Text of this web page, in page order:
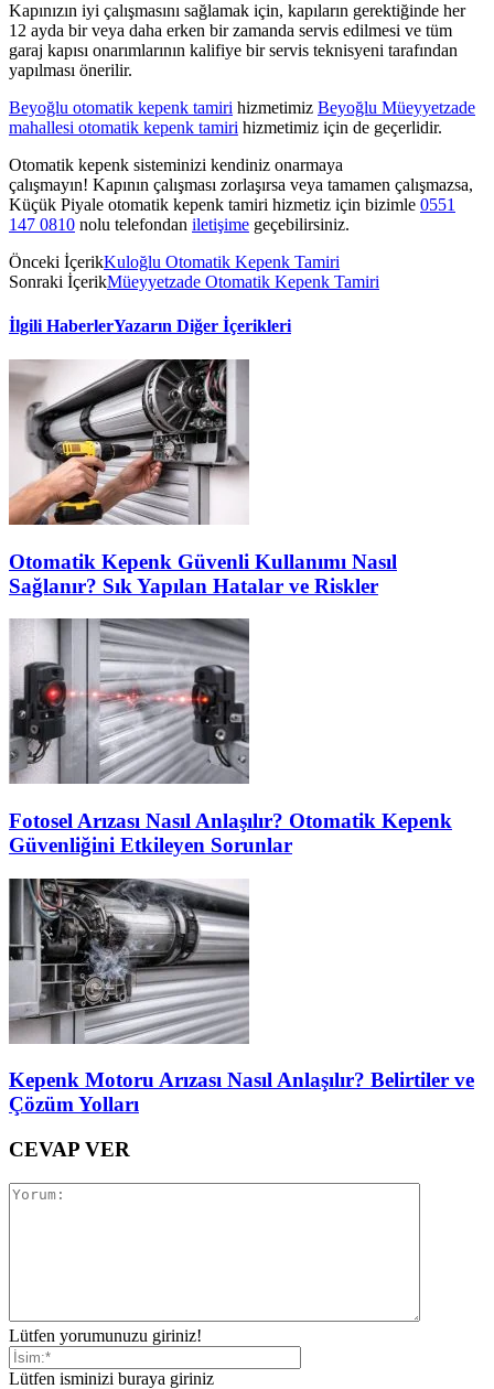
Kapınızın iyi çalışmasını sağlamak için, kapıların gerektiğinde her
12 ayda bir veya daha erken bir zamanda servis edilmesi ve tüm
garaj kapısı onarımlarının kalifiye bir servis teknisyeni tarafından
yapılması önerilir.
Beyoğlu otomatik kepenk tamiri hizmetimiz Beyoğlu Müeyyetzade
mahallesi otomatik kepenk tamiri hizmetimiz için de geçerlidir.
Otomatik kepenk sisteminizi kendiniz onarmaya
çalışmayın! Kapının çalışması zorlaşırsa veya tamamen çalışmazsa,
Küçük Piyale otomatik kepenk tamiri hizmetiz için bizimle 0551
147 0810 nolu telefondan iletişime geçebilirsiniz.
Önceki İçerikKuloğlu Otomatik Kepenk Tamiri
Sonraki İçerikMüeyyetzade Otomatik Kepenk Tamiri
İlgili HaberlerYazarın Diğer İçerikleri
Otomatik Kepenk Güvenli Kullanımı Nasıl
Sağlanır? Sık Yapılan Hatalar ve Riskler
Fotosel Arızası Nasıl Anlaşılır? Otomatik Kepenk
Güvenliğini Etkileyen Sorunlar
Kepenk Motoru Arızası Nasıl Anlaşılır? Belirtiler ve
Çözüm Yolları
CEVAP VER
Lütfen yorumunuzu giriniz!
Lütfen isminizi buraya giriniz